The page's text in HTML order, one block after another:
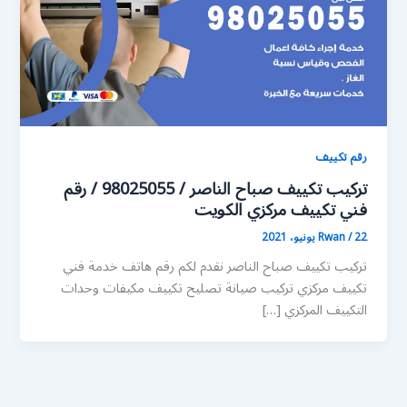
رقم تكييف
تركيب تكييف صباح الناصر / 98025055 / رقم
فني تكييف مركزي الكويت
Rwan/22 يونيو، 2021
تركيب تكييف صباح الناصر نقدم لكم رقم هاتف خدمة فني
تكييف مركزي تركيب صيانة تصليح تكييف مكيفات وحدات
التكييف المركزي […]